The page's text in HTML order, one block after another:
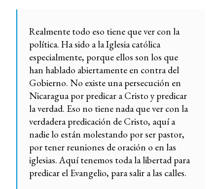
Realmente todo eso tiene que ver con la
política. Ha sido a la Iglesia católica
especialmente, porque ellos son los que
han hablado abiertamente en contra del
Gobierno. No existe una persecución en
Nicaragua por predicar a Cristo y predicar
la verdad. Eso no tiene nada que ver con la
verdadera predicación de Cristo, aquí a
nadie lo están molestando por ser pastor,
por tener reuniones de oración o en las
iglesias. Aquí tenemos toda la libertad para
predicar el Evangelio, para salir a las calles.